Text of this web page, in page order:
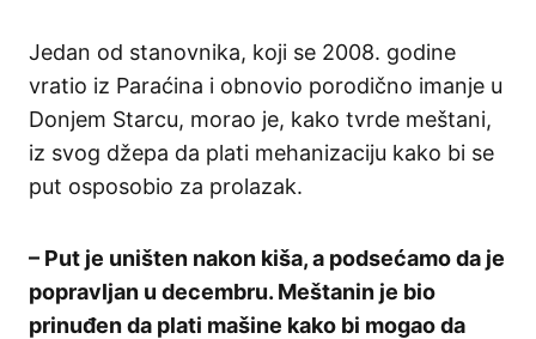
Jedan od stanovnika, koji se 2008. godine
vratio iz Paraćina i obnovio porodično imanje u
Donjem Starcu, morao je, kako tvrde meštani,
iz svog džepa da plati mehanizaciju kako bi se
put osposobio za prolazak.
– Put je uništen nakon kiša, a podsećamo da je
popravljan u decembru. Meštanin je bio
prinuđen da plati mašine kako bi mogao da